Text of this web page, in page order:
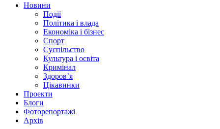
Новини
Події
Політика і влада
Економіка і бізнес
Спорт
Суспільство
Культура і освіта
Кримінал
Здоров’я
Цікавинки
Проекти
Блоги
Фоторепортажі
Архів